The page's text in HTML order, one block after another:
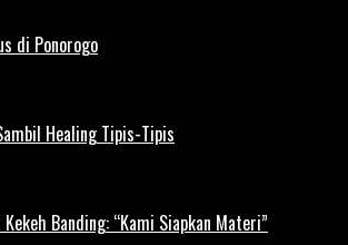
di Ponorogo
Healing Tipis-Tipis
Banding: “Kami Siapkan Materi”